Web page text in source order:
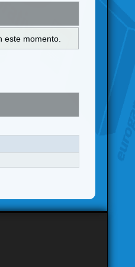
este momento.